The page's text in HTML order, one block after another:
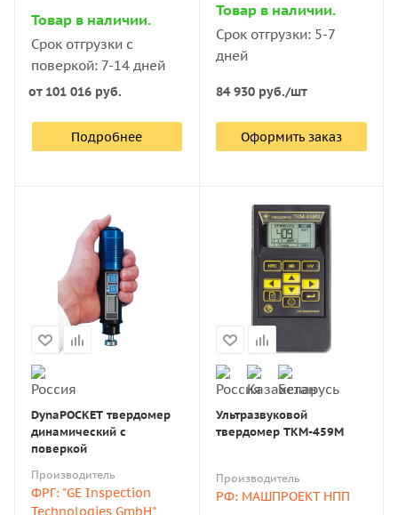
Товар в наличии.
Срок отгрузки с
поверкой: 7-14 дней
от 101 016 руб.
Подробнее
Товар в наличии.
Срок отгрузки: 5-7
дней
84 930руб./шт
Оформить заказ
DynaPOCKET твердомер
динамический с
поверкой
Производитель
ФРГ: "GE Inspection
Technologies GmbH"
Ультразвуковой
твердомер ТКМ-459М
Производитель
РФ: МАШПРОЕКТ НПП